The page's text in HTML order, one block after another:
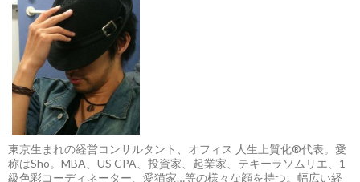
東京生まれの経営コンサルタント、オフィス 人生上質化®代表。愛
称はSho。MBA、US CPA、投資家、起業家、テキーラソムリエ、1
級色彩コーディネーター、愛猫家…等の様々な顔を持つ。幅広い経